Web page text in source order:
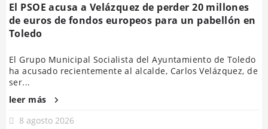
El PSOE acusa a Velázquez de perder 20 millones
de euros de fondos europeos para un pabellón en
Toledo
El Grupo Municipal Socialista del Ayuntamiento de Toledo
ha acusado recientemente al alcalde, Carlos Velázquez, de
ser...
leer más
8 agosto 2026